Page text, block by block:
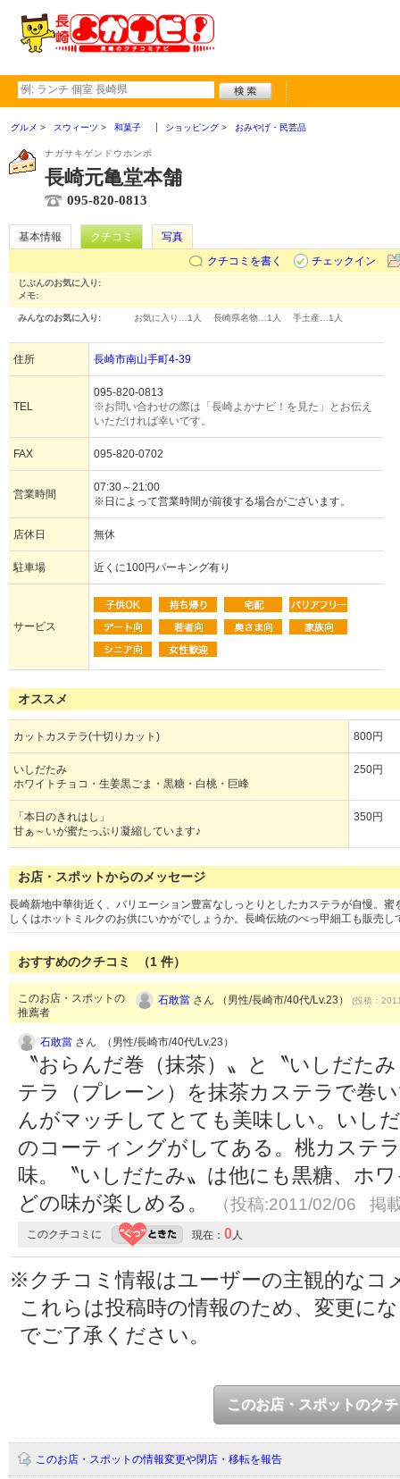
グルメ スウィーツ 和菓子 ショッピング おみやげ・民芸品
ナガサキゲンドウホンポ
長崎元亀堂本舗
095-820-0813
基本情報 クチコミ
写真
クチコミを書く
チェックイン
じぶんのお気に入り:
メモ:
みんなのお気に入り: お気に入り… 1人 長崎県名物… 1人 手土産… 1人
住所 長崎市南山手町4-39
TEL
095-820-0813
※お問い合わせの際は「長崎よかナビ！を見た」とお伝え
いただければ幸いです。
FAX 095-820-0702
営業時間
07:30～21:00
※日によって営業時間が前後する場合がございます。
店休日 無休
駐車場 近くに100円パーキング有り
サービス
オススメ
カットカステラ(十切りカット) 800円
いしだたみ
ホワイトチョコ・生姜黒ごま・黒糖・白桃・巨峰
250円
「本日のきれはし」
甘ぁ～いが蜜たっぷり凝縮しています♪
350円
お店・スポットからのメッセージ
長崎新地中華街近く、バリエーション豊富なしっとりとしたカステラが自慢。
しくはホットミルクのお供にいかがでしょうか。長崎伝統のべっ甲細工も販売
おすすめのクチコミ （1 件）
このお店・スポットの
推薦者
石敢當 さん （男性/長崎市/40代/Lv.23） (投稿：
石敢當 さん （男性/長崎市/40代/Lv.23）
〝おらんだ巻（抹茶）〟と〝いしだた
テラ（プレーン）を抹茶カステラで巻
んがマッチしてとても美味しい。いし
のコーティングがしてある。桃カステ
味。〝いしだたみ〟は他にも黒糖、ホ
どの味が楽しめる。
（投稿:2011/02/06 掲
このクチコミに 現在： 0人
※クチコミ情報はユーザーの主観的なコ
これらは投稿時の情報のため、変更に
でご了承ください。
このお店・スポットのク
このお店・スポットの情報変更や閉店・移転を報告